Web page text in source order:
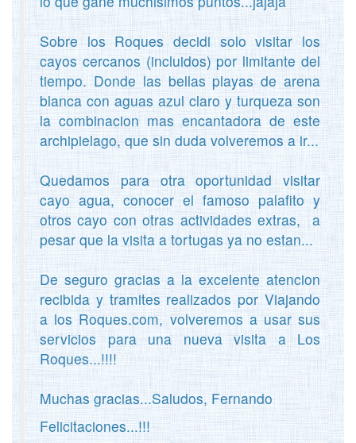
Sobre los Roques decidi solo visitar los
cayos cercanos (incluidos) por limitante del
tiempo. Donde las bellas playas de arena
blanca con aguas azul claro y turqueza son
la combinacion mas encantadora de este
archipielago, que sin duda volveremos a ir...
Quedamos para otra oportunidad visitar
cayo agua, conocer el famoso palafito y
otros cayo con otras actividades extras, a
pesar que la visita a tortugas ya no estan...
De seguro gracias a la excelente atencion
recibida y tramites realizados por Viajando
a los Roques.com, volveremos a usar sus
servicios para una nueva visita a Los
Roques...!!!!
Muchas gracias...Saludos, Fernando
Felicitaciones...!!!